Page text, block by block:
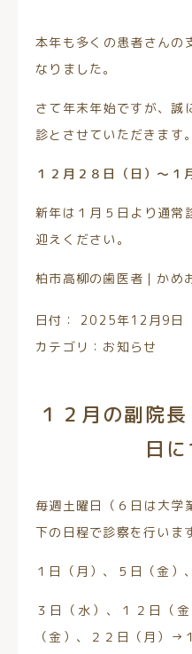
本年も多くの患者さんの
なりました。
さて年末年始ですが、誠
診とさせていただきます。
１２月２８日（日）～１
新年は１月５日より通常
迎えください。
柏市高柳の歯医者｜かめ
日付： 2025年12月9日
カテゴリ： お知らせ
１２月の副院
日
毎週土曜日（６日は大学
下の日程で診察を行いま
１日（月）、５日（金
３日（水）、１２日（
（金）、２２日（月）→